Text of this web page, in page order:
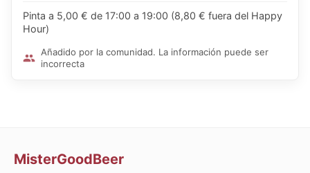
Pinta a 5,00 € de 17:00 a 19:00 (8,80 € fuera del Happy
Hour)
Añadido por la comunidad. La información puede ser
incorrecta
MisterGoodBeer